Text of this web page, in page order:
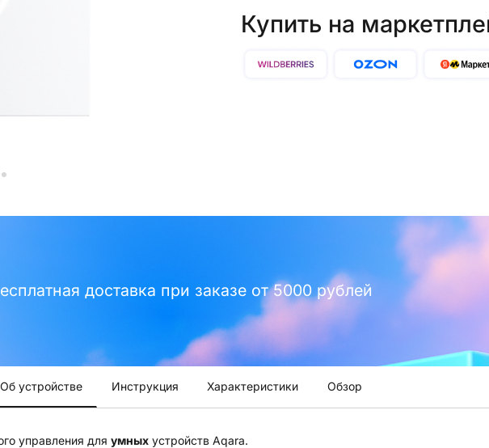
Купить на
доставка при заказе от 5000 рублей
Об устройстве Инструкция Характеристики Обзор
управления для умных устройств Aqara.